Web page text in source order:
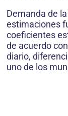
Demanda de
estimaciones
coeficientes
de acuerdo
diario,
uno de los